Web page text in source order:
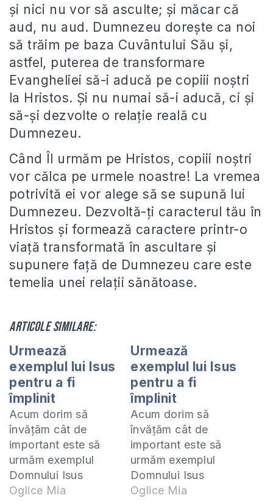
şi nici nu vor să asculte; şi măcar că
aud, nu aud. Dumnezeu doreşte ca noi
să trăim pe baza Cuvântului Său şi,
astfel, puterea de transformare
Evangheliei să-i aducă pe copiii noştri
la Hristos. Şi nu numai să-i aducă, ci şi
să-şi dezvolte o relaţie reală cu
Dumnezeu.
Când Îl urmăm pe Hristos, copiii noştri
vor călca pe urmele noastre! La vremea
potrivită ei vor alege să se supună lui
Dumnezeu. Dezvoltă-ţi caracterul tău în
Hristos şi formează caractere printr-o
viaţă transformată în ascultare şi
supunere faţă de Dumnezeu care este
temelia unei relaţii sănătoase.
Articole similare:
Urmează
exemplul lui Isus
pentru a fi
împlinit
Acum dorim să
învăţăm cât de
important este să
urmăm exemplul
Domnului Isus
pentru a fi împliniţi.
Oglice Mia
Urmează
exemplul lui Isus
pentru a fi
împlinit
Acum dorim să
învăţăm cât de
important este să
urmăm exemplul
Domnului Isus
pentru a fi împliniţi.
Oglice Mia